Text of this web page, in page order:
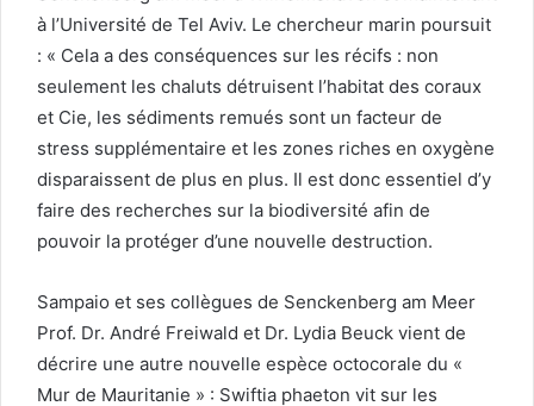
à l’Université de Tel Aviv. Le chercheur marin poursuit
: « Cela a des conséquences sur les récifs : non
seulement les chaluts détruisent l’habitat des coraux
et Cie, les sédiments remués sont un facteur de
stress supplémentaire et les zones riches en oxygène
disparaissent de plus en plus. Il est donc essentiel d’y
faire des recherches sur la biodiversité afin de
pouvoir la protéger d’une nouvelle destruction.
Sampaio et ses collègues de Senckenberg am Meer
Prof. Dr. André Freiwald et Dr. Lydia Beuck vient de
décrire une autre nouvelle espèce octocorale du «
Mur de Mauritanie » : Swiftia phaeton vit sur les